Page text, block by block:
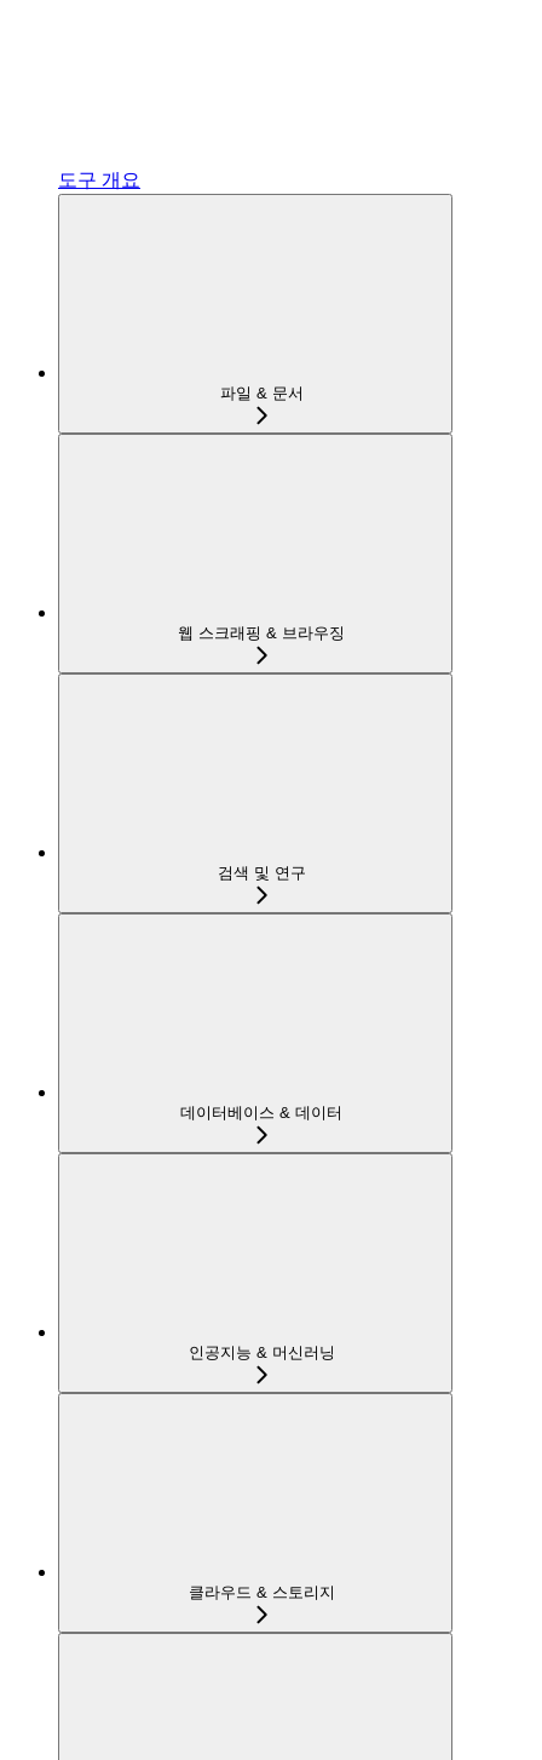
도구 개요
파일 & 문서
웹 스크래핑 & 브라우징
검색 및 연구
데이터베이스 & 데이터
인공지능 & 머신러닝
클라우드 & 스토리지